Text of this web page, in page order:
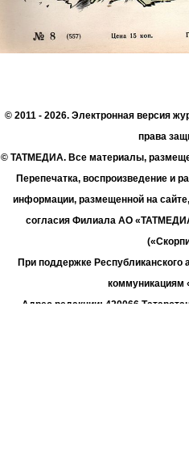
© 2011 - 2026. Электронная версия
права
© ТАТМЕДИА. Все материалы,
Перепечатка, воспроизведение и
информации, размещенной на
согласия Филиала АО
При поддержке Республиканского
Адрес редакции: 420066